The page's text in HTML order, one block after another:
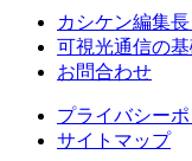
カシケン編集
可視光通信の
お問合わせ
プライバシー
サイトマップ